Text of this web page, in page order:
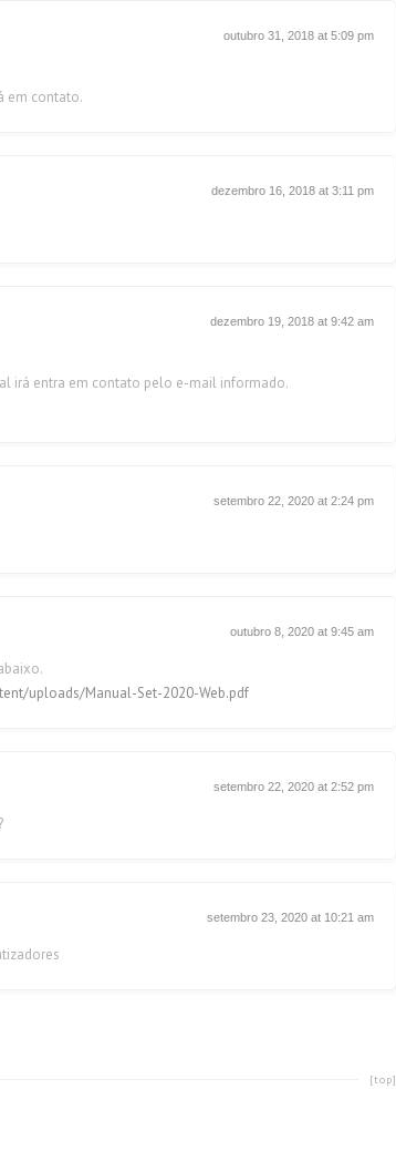
outubro 31, 2018 at 5:09 pm
em contato.
dezembro 16, 2018 at 3:11 pm
dezembro 19, 2018 at 9:42 am
irá entra em contato pelo e-mail informado.
setembro 22, 2020 at 2:24 pm
outubro 8, 2020 at 9:45 am
uploads/Manual-Set-2020-Web.pdf
setembro 22, 2020 at 2:52 pm
setembro 23, 2020 at 10:21 am
[top]